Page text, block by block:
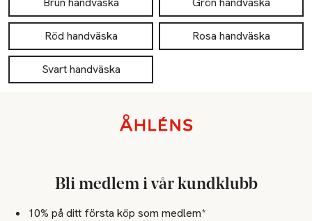
Röd handväska Rosa handväska
Svart handväska
Bli medlem i vår kundklubb
10% på ditt första köp som medlem*